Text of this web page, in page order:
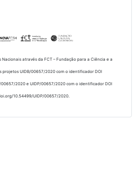
Nacionais através da FCT – Fundação para a Ciência e a
projetos UIDB/00657/2020 com o identificador DOI
2020 e UIDP/00657/2020 com o identificador DOI
10.54499/UIDP/00657/2020.